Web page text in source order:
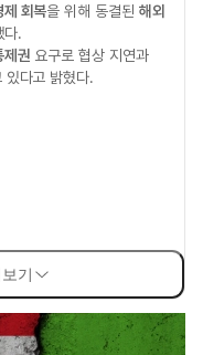
제 회복을 위해 동결된 해외
다.
제권 요구로 협상 지연과
있다고 밝혔다.
기